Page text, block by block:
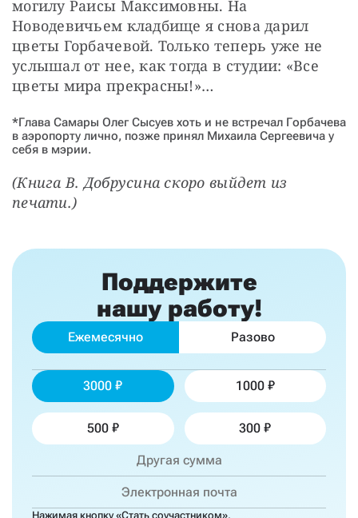
могилу Раисы Максимовны. На
Новодевичьем кладбище я снова дарил
цветы Горбачевой. Только теперь уже не
услышал от нее, как тогда в студии: «Все
цветы мира прекрасны!»…
*Глава Самары Олег Сысуев хоть и не встречал Горбачева
в аэропорту лично, позже принял Михаила Сергеевича у
себя в мэрии.
(Книга В. Добрусина скоро выйдет из
печати.)
Поддержите
нашу работу!
Ежемесячно Разово
3000 1000
500 300
Нажимая кнопку «Стать соучастником»,